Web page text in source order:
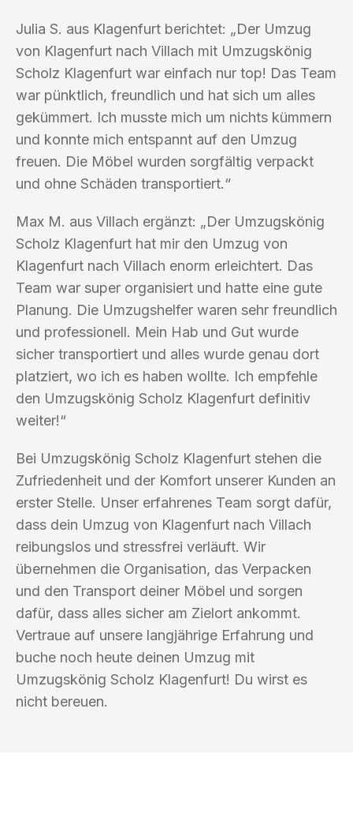
Julia S. aus Klagenfurt berichtet: „Der Umzug
von Klagenfurt nach Villach mit Umzugskönig
Scholz Klagenfurt war einfach nur top! Das Team
war pünktlich, freundlich und hat sich um alles
gekümmert. Ich musste mich um nichts kümmern
und konnte mich entspannt auf den Umzug
freuen. Die Möbel wurden sorgfältig verpackt
und ohne Schäden transportiert.“
Max M. aus Villach ergänzt: „Der Umzugskönig
Scholz Klagenfurt hat mir den Umzug von
Klagenfurt nach Villach enorm erleichtert. Das
Team war super organisiert und hatte eine gute
Planung. Die Umzugshelfer waren sehr freundlich
und professionell. Mein Hab und Gut wurde
sicher transportiert und alles wurde genau dort
platziert, wo ich es haben wollte. Ich empfehle
den Umzugskönig Scholz Klagenfurt definitiv
weiter!“
Bei Umzugskönig Scholz Klagenfurt stehen die
Zufriedenheit und der Komfort unserer Kunden an
erster Stelle. Unser erfahrenes Team sorgt dafür,
dass dein Umzug von Klagenfurt nach Villach
reibungslos und stressfrei verläuft. Wir
übernehmen die Organisation, das Verpacken
und den Transport deiner Möbel und sorgen
dafür, dass alles sicher am Zielort ankommt.
Vertraue auf unsere langjährige Erfahrung und
buche noch heute deinen Umzug mit
Umzugskönig Scholz Klagenfurt! Du wirst es
nicht bereuen.